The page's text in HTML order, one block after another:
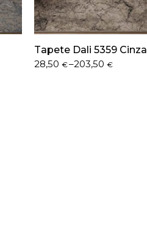
Tapete Dali 5359 Cinza
28,50 €–203,50€
Price